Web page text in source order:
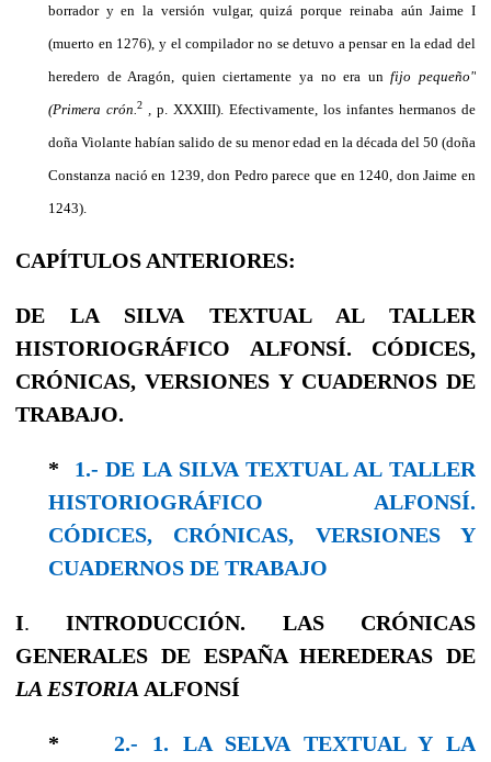
borrador y en la versión vulgar, quizá porque reinaba aún Jaime I
(muerto en 1276), y el compilador no se detuvo a pensar en la edad del
heredero de Aragón, quien cierta­mente ya no era unfijo pequeño"
(Primera crón. 2
p. XXXIII). Efectivamente, los infantes hermanos de
doña Violante habían salido de su menor edad en la década del 50 (doña
Constanza nació en 1239, don Pedro parece que en 1240, don Jaime en
1243).
CAPÍTULOS ANTERIORES:
DE LA SILVA TEXTUAL AL TALLER
HISTORIOGRÁFICO ALFONSÍ. CÓDICES,
CRÓNICAS, VERSIONES Y CUADERNOS DE
TRABAJO.
* 1.- DE LA SILVA TEXTUAL AL TALLER
HISTORIOGRÁFICO ALFONSÍ.
CÓDICES, CRÓNICAS, VERSIONES Y
CUADERNOS DE TRABAJO
I. INTRODUCCIÓN. LAS CRÓNICAS
GENERALES DE ESPAÑA HEREDERAS DE
LA ESTORIA ALFONSÍ
*2.- 1. LA SELVA TEXTUAL Y LA